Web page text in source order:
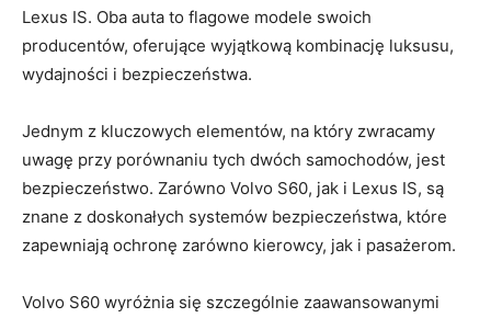
Lexus⁣ IS. Oba auta to flagowe modele swoich
producentów, oferujące wyjątkową‌ kombinację luksusu, ​
wydajności i bezpieczeństwa.
Jednym z kluczowych elementów, na który zwracamy
uwagę⁤ przy porównaniu tych dwóch ⁤samochodów, jest
bezpieczeństwo. ‍Zarówno Volvo S60, jak i Lexus ‌IS,​ są
znane‌ z doskonałych‌ systemów​ bezpieczeństwa, które
zapewniają ochronę zarówno kierowcy, jak i ​pasażerom.
Volvo S60 wyróżnia się ‌szczególnie zaawansowanymi